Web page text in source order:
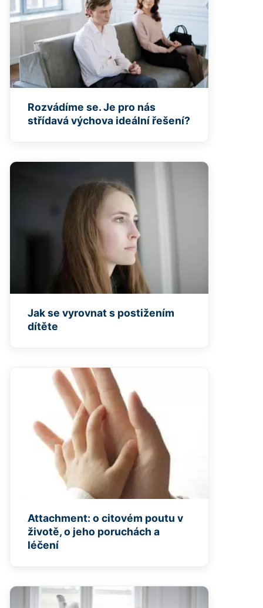
Rozvádíme se. Je pro nás
střídavá výchova ideální řešení?
Jak se vyrovnat s postižením
dítěte
Attachment: o citovém poutu v
životě, o jeho poruchách a
léčení